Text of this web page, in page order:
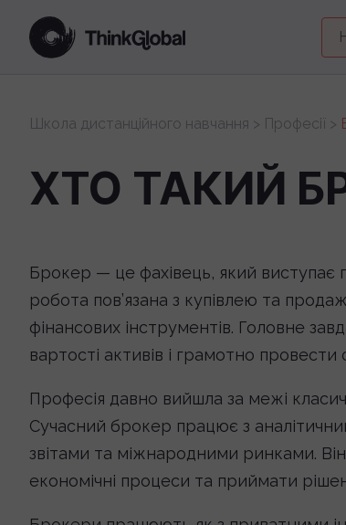
Школа дистанційного навчання > Професії >
ХТО ТАКИЙ
Брокер — це фахівець, який виступає
робота пов’язана з купівлею та
фінансових інструментів. Головне
вартості активів і грамотно провести
Професія давно вийшла за межі
Сучасний брокер працює з
звітами та міжнародними ринками.
економічні процеси та приймати